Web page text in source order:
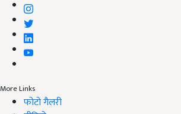
More Links
फोटो गैलरी